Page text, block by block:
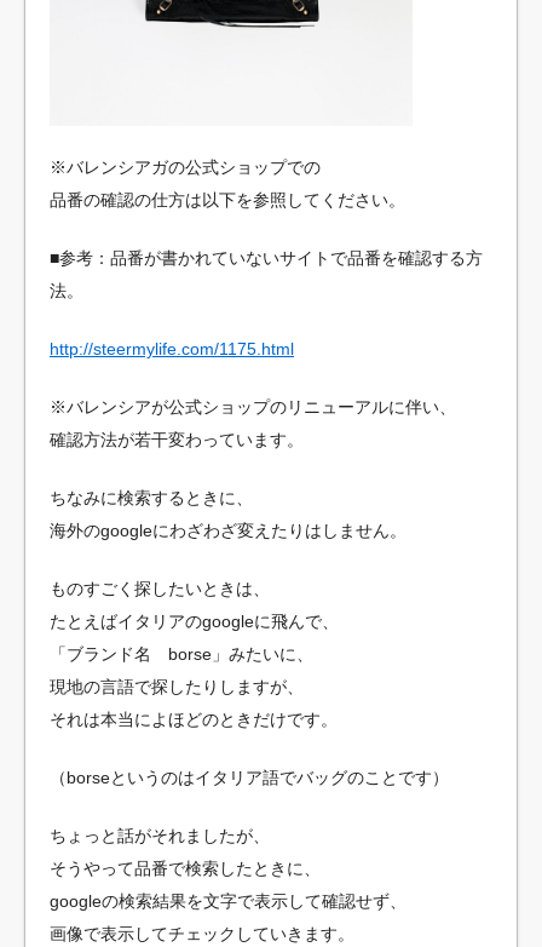
※バレンシアガの公式ショップでの
品番の確認の仕方は以下を参照してください。
■参考：品番が書かれていないサイトで品番を確認する方
法。
http://steermylife.com/1175.html
※バレンシアが公式ショップのリニューアルに伴い、
確認方法が若干変わっています。
ちなみに検索するときに、
海外のgoogleにわざわざ変えたりはしません。
ものすごく探したいときは、
たとえばイタリアのgoogleに飛んで、
「ブランド名 borse」みたいに、
現地の言語で探したりしますが、
それは本当によほどのときだけです。
（borseというのはイタリア語でバッグのことです）
ちょっと話がそれましたが、
そうやって品番で検索したときに、
googleの検索結果を文字で表示して確認せず、
画像で表示してチェックしていきます。